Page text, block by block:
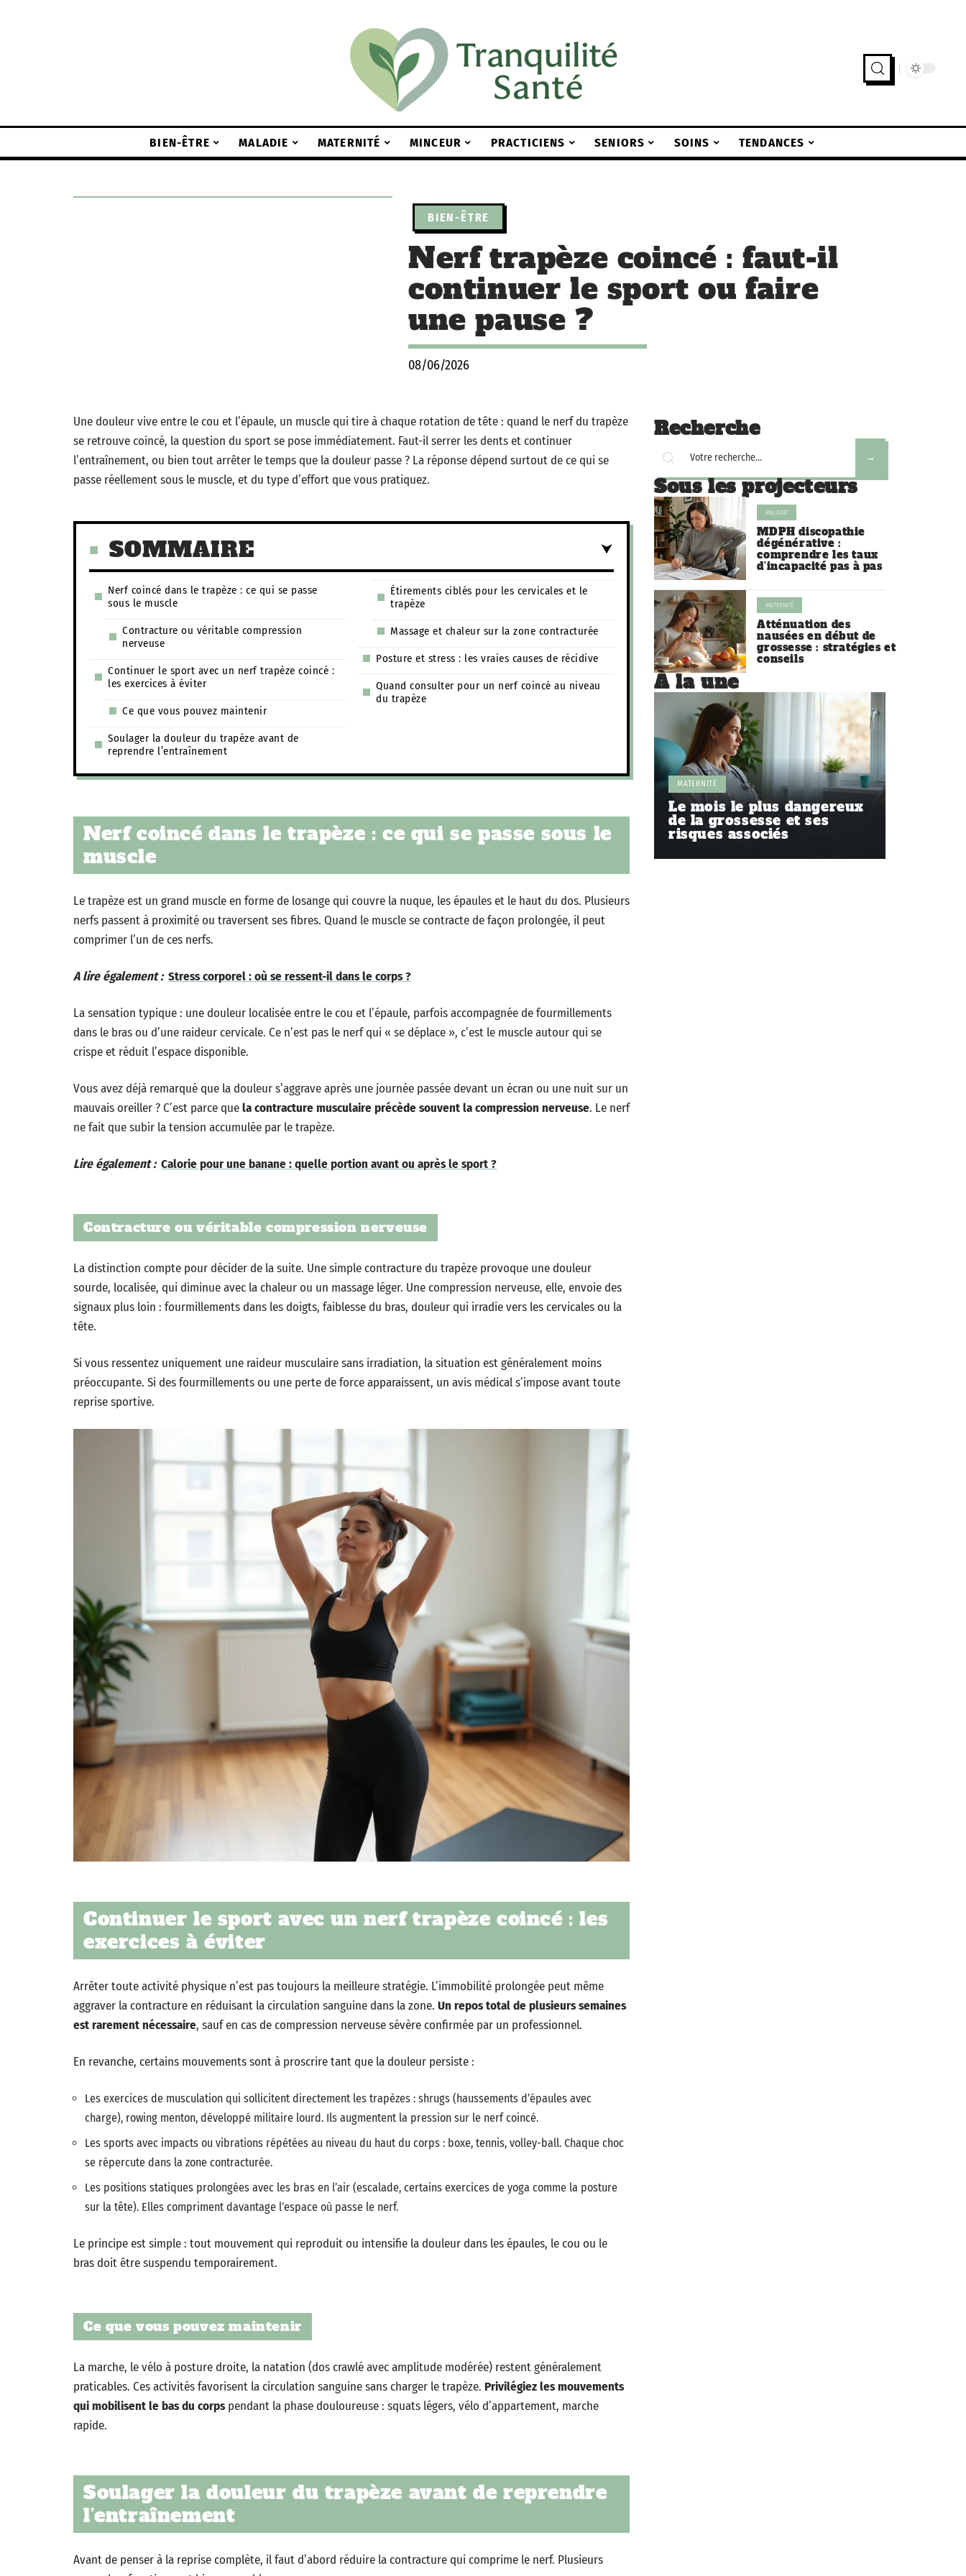
BIEN-ÊTRE MALADIE MATERNITÉ MINCEUR PRACTICIENS SENIORS SOINS TENDANCES
BIEN-ÊTRE
Nerf trapèze coincé : faut-il
continuer le sport ou faire
une pause ?
08/06/2026
Une douleur vive entre le cou et l’épaule, un muscle qui tire à chaque rotation de tête : quand le nerf du trapèze
se retrouve coincé, la question du sport se pose immédiatement. Faut-il serrer les dents et continuer
l’entraînement, ou bien tout arrêter le temps que la douleur passe ? La réponse dépend surtout de ce qui se
passe réellement sous le muscle, et du type d’effort que vous pratiquez.
SOMMAIRE
Nerf coincé dans le trapèze : ce qui se passe
sous le muscle
Contracture ou véritable compression
nerveuse
Continuer le sport avec un nerf trapèze coincé :
les exercices à éviter
Ce que vous pouvez maintenir
Soulager la douleur du trapèze avant de
reprendre l’entraînement
Étirements ciblés pour les cervicales et le
trapèze
Massage et chaleur sur la zone contracturée
Posture et stress : les vraies causes de récidive
Quand consulter pour un nerf coincé au niveau
du trapèze
Nerf coincé dans le trapèze : ce qui se passe sous le
muscle
Le trapèze est un grand muscle en forme de losange qui couvre la nuque, les épaules et le haut du dos. Plusieurs
nerfs passent à proximité ou traversent ses fibres. Quand le muscle se contracte de façon prolongée, il peut
comprimer l’un de ces nerfs.
A lire également : Stress corporel : où se ressent-il dans le corps ?
La sensation typique : une douleur localisée entre le cou et l’épaule, parfois accompagnée de fourmillements
dans le bras ou d’une raideur cervicale. Ce n’est pas le nerf qui « se déplace », c’est le muscle autour qui se
crispe et réduit l’espace disponible.
Vous avez déjà remarqué que la douleur s’aggrave après une journée passée devant un écran ou une nuit sur un
mauvais oreiller ? C’est parce quela contracture musculaire précède souvent la compression nerveuse. Le nerf
ne fait que subir la tension accumulée par le trapèze.
Lire également : Calorie pour une banane : quelle portion avant ou après le sport ?
Contracture ou véritable compression nerveuse
La distinction compte pour décider de la suite. Une simple contracture du trapèze provoque une douleur
sourde, localisée, qui diminue avec la chaleur ou un massage léger. Une compression nerveuse, elle, envoie des
signaux plus loin : fourmillements dans les doigts, faiblesse du bras, douleur qui irradie vers les cervicales ou la
tête.
Si vous ressentez uniquement une raideur musculaire sans irradiation, la situation est généralement moins
préoccupante. Si des fourmillements ou une perte de force apparaissent, un avis médical s’impose avant toute
reprise sportive.
Continuer le sport avec un nerf trapèze coincé : les
exercices à éviter
Arrêter toute activité physique n’est pas toujours la meilleure stratégie. L’immobilité prolongée peut même
aggraver la contracture en réduisant la circulation sanguine dans la zone. Un repos total de plusieurs semaines
est rarement nécessaire, sauf en cas de compression nerveuse sévère confirmée par un professionnel.
En revanche, certains mouvements sont à proscrire tant que la douleur persiste :
Les exercices de musculation qui sollicitent directement les trapèzes : shrugs (haussements d’épaules avec
charge), rowing menton, développé militaire lourd. Ils augmentent la pression sur le nerf coincé.
Les sports avec impacts ou vibrations répétées au niveau du haut du corps : boxe, tennis, volley-ball. Chaque choc
se répercute dans la zone contracturée.
Les positions statiques prolongées avec les bras en l’air (escalade, certains exercices de yoga comme la posture
sur la tête). Elles compriment davantage l’espace où passe le nerf.
Le principe est simple : tout mouvement qui reproduit ou intensifie la douleur dans les épaules, le cou ou le
bras doit être suspendu temporairement.
Ce que vous pouvez maintenir
La marche, le vélo à posture droite, la natation (dos crawlé avec amplitude modérée) restent généralement
praticables. Ces activités favorisent la circulation sanguine sans charger le trapèze. Privilégiez les mouvements
qui mobilisent le bas du corpspendant la phase douloureuse : squats légers, vélo d’appartement, marche
rapide.
Soulager la douleur du trapèze avant de reprendre
l’entraînement
Avant de penser à la reprise complète, il faut d’abord réduire la contracture qui comprime le nerf. Plusieurs
Recherche
Sous les projecteurs
MALADIE
MDPH discopathie
dégénérative :
comprendre les taux
d’incapacité pas à pas
MATERNITÉ
Atténuation des
nausées en début de
grossesse : stratégies et
conseils
À la une
MATERNITÉ
Le mois le plus dangereux
de la grossesse et ses
risques associés